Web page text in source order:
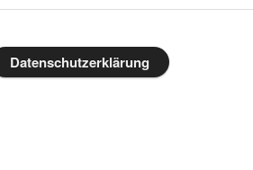
Datenschutzerklärung